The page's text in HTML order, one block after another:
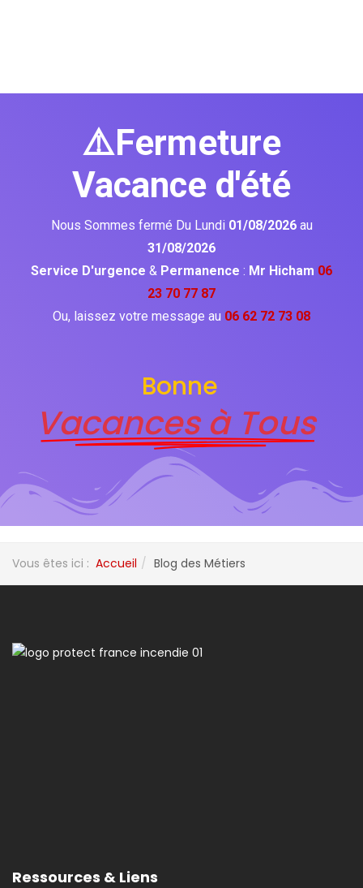
⚠️Fermeture
Vacance d'été
Nous Sommes fermé Du Lundi 01/08/2026 au
31/08/2026
Service D'urgence & Permanence : Mr Hicham 06
23 70 77 87
Ou, laissez votre message au 06 62 72 73 08
Bonne
Vacances à Tous
Vous êtes ici : Accueil Blog des Métiers
Ressources & Liens